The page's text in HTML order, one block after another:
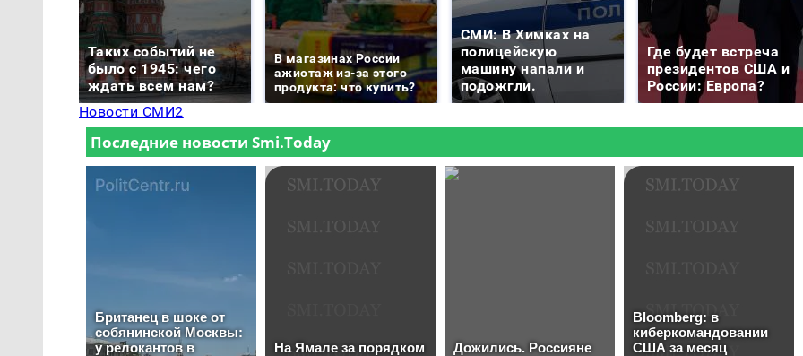
Таких событий не
было с 1945: чего
ждать всем нам?
В магазинах России
ажиотаж из-за этого
продукта: что купить?
СМИ: В Химках на
полицейскую
машину напали и
подожгли.
Где будет встреча
президентов США и
России: Европа?
Новости СМИ2